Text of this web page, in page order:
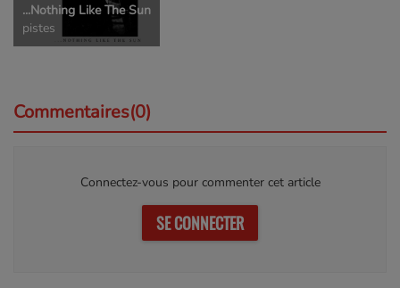
...Nothing Like The Sun
pistes
Commentaires(0)
Connectez-vous pour commenter cet article
SE CONNECTER